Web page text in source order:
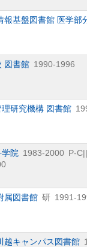
報基盤図書館 医学部
図書館 1990-1996
研究機構 図書館
院 1983-2000 P-
属図書館 研 1991-
越キャンパス図書館